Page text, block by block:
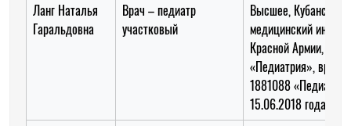
Ланг Наталья
Гаральдовна
Врач – педиатр
участковый
Высшее, Кубанский
медицинский
Красной Армии,
«Педиатрия», врач
1881088
15.06.2018 года